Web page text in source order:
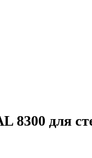
8300 для